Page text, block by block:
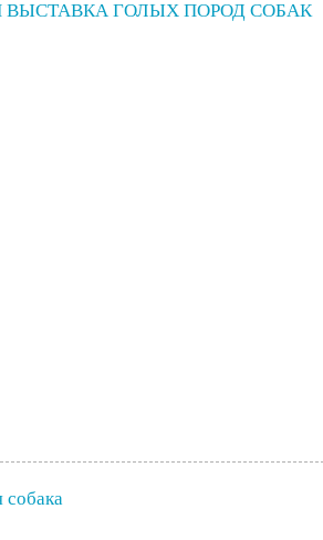
ГОЛЫХ ПОРОД СОБАК
собака